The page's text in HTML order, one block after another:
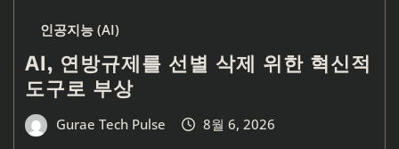
인공지능 (AI)
AI, 연방규제를 선별 삭제 위한 혁신적
도구로 부상
Gurae Tech Pulse 8월 6, 2026